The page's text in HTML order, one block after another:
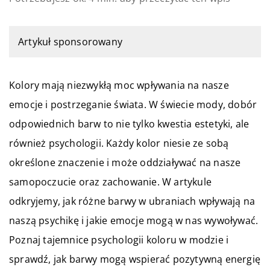
Artykuł sponsorowany
Kolory mają niezwykłą moc wpływania na nasze
emocje i postrzeganie świata. W świecie mody, dobór
odpowiednich barw to nie tylko kwestia estetyki, ale
również psychologii. Każdy kolor niesie ze sobą
określone znaczenie i może oddziaływać na nasze
samopoczucie oraz zachowanie. W artykule
odkryjemy, jak różne barwy w ubraniach wpływają na
naszą psychikę i jakie emocje mogą w nas wywoływać.
Poznaj tajemnice psychologii koloru w modzie i
sprawdź, jak barwy mogą wspierać pozytywną energię